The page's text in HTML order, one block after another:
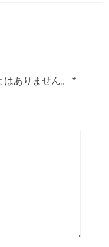
ありません。
*